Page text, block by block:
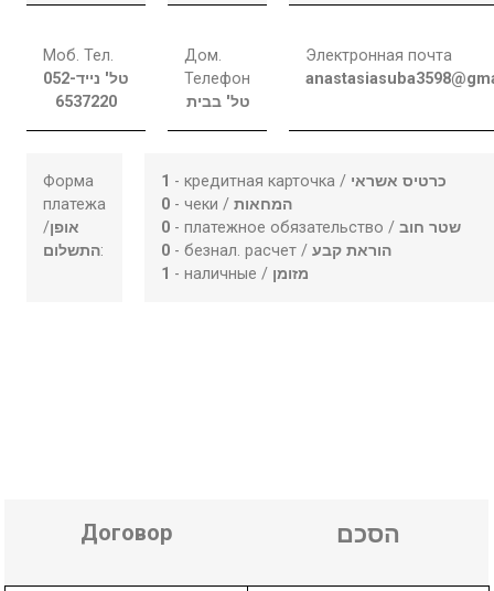
Моб. Тел.
טל' נייד052-
6537220
Дом.
Телефон
טל' בבית
Электронная почта
Форма
платежа
/אופן
התשלום:
1 - кредитная карточка / כרטיס אשראי
0 - чеки /המחאות
0 - платежное обязательство /שטר חוב
0 - безнал. расчет /הוראת קבע
1 - наличные / מזומן
Договор הסכם